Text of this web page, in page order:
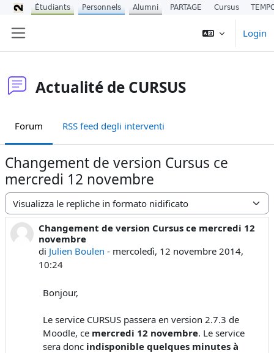
Login
Actualité de CURSUS
Forum RSS feed degli interventi
Changement de version Cursus ce
mercredi 12 novembre
Modalità visualizzazione
Changement de version Cursus ce mercredi 12
novembre
di Julien Boulen - mercoledì, 12 novembre 2014,
10:24
Numero di risposte: 0
Bonjour,
Le service CURSUS passera en version 2.7.3 de
Moodle, ce mercredi 12 novembre. Le service
sera donc indisponible quelques minutes à
Étudiants Personnels Alumni PARTAGE Cursus